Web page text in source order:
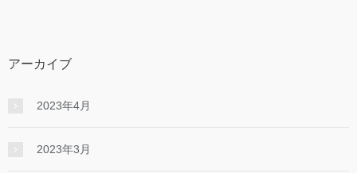
アーカイブ
2023年4月
2023年3月